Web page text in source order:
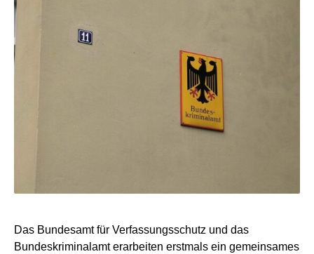
Das Bundesamt für Verfassungsschutz und das
Bundeskriminalamt erarbeiten erstmals ein gemeinsames